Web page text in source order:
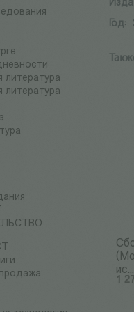
литература
литература
Год:
ис...
1